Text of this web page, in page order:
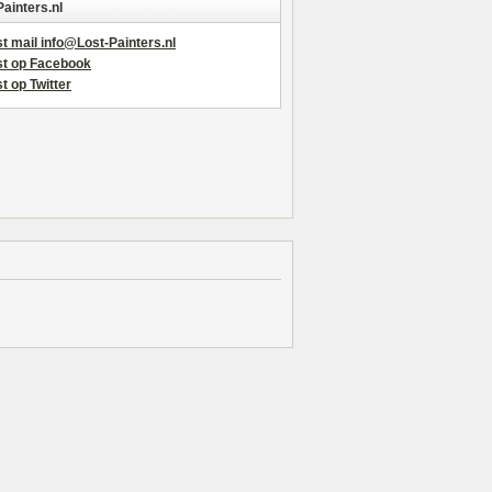
mail info@Lost-Painters.nl
op Facebook
op Twitter